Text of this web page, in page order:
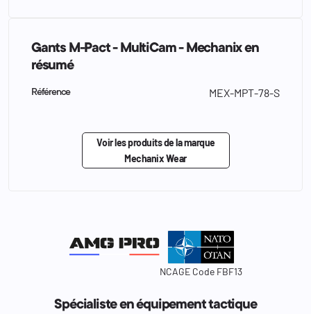
Gants M-Pact - MultiCam - Mechanix en
résumé
Référence MEX-MPT-78-S
Voir les produits de la marque
Mechanix Wear
NCAGE Code FBF13
Spécialiste en équipement tactique